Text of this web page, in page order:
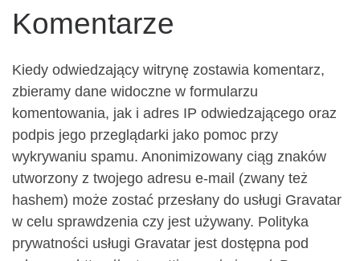
Komentarze
Kiedy odwiedzający witrynę zostawia komentarz,
zbieramy dane widoczne w formularzu
komentowania, jak i adres IP odwiedzającego oraz
podpis jego przeglądarki jako pomoc przy
wykrywaniu spamu. Anonimizowany ciąg znaków
utworzony z twojego adresu e-mail (zwany też
hashem) może zostać przesłany do usługi Gravatar
w celu sprawdzenia czy jest używany. Polityka
prywatności usługi Gravatar jest dostępna pod